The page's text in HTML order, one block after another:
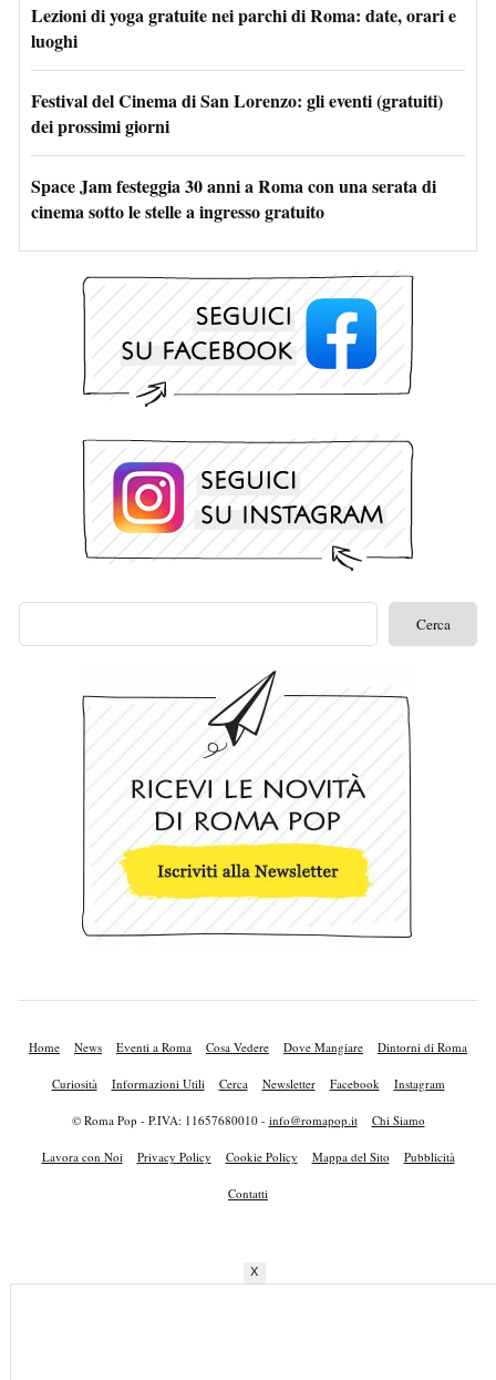
Lezioni di yoga gratuite nei parchi di Roma: date, orari e
luoghi
Festival del Cinema di San Lorenzo: gli eventi (gratuiti)
dei prossimi giorni
Space Jam festeggia 30 anni a Roma con una serata di
cinema sotto le stelle a ingresso gratuito
Home News Eventi a Roma Cosa Vedere Dove Mangiare Dintorni di Roma
Curiosità Informazioni Utili Cerca Newsletter Facebook Instagram
© Roma Pop - P.IVA: 11657680010 - info@romapop.it Chi Siamo
Lavora con Noi Privacy Policy Cookie Policy Mappa del Sito Pubblicità
Contatti
X